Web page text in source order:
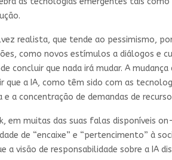
realista, que tende ao pessimismo,
como novos estímulos a diálogos e
concluir que nada irá mudar. A
que a IA, como têm sido com as
a concentração de demandas de
em muitas das suas falas disponíveis
de “encaixe” e “pertencimento” à
a visão de responsabilidade sobre a IA